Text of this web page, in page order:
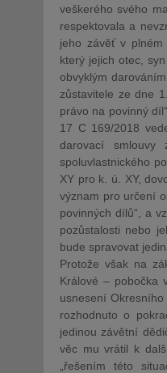
veškerého svého
respektovala a
jeho závěť v plném
který jejich otec,
obvyklým
zůstavitele ze dne
právo na povinný
17 C 169/2018
darovací
spoluvlastnického
XY pro k. ú. XY,
význam pro určení
povinných dílů“, a
pozůstalosti nebo
bude spravovat
Protože však na
Králové – pobočka
usnesení
rozhodnuto o
jedinou závětní
věc mu vrátil k
„řešením této